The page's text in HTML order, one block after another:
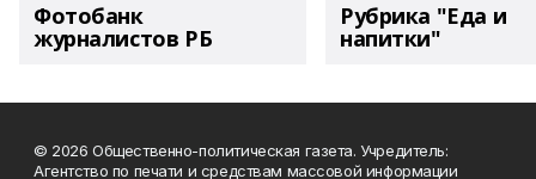
Фотобанк
журналистов РБ
Рубрика "Еда и
напитки"
© 2026 Общественно-политическая газета. Учредитель:
Агентство по печати и средствам массовой информации